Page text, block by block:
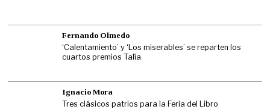
Fernando Olmedo
‘Calentamiento’ y ‘Los miserables’ se reparten los
cuartos premios Talía
Ignacio Mora
Tres clásicos patrios para la Feria del Libro